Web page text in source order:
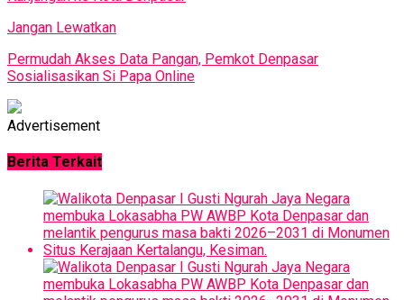
Jangan Lewatkan
Permudah Akses Data Pangan, Pemkot Denpasar
Sosialisasikan Si Papa Online
Advertisement
Berita Terkait